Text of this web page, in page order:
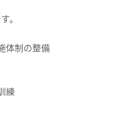
。
体制の整備
練